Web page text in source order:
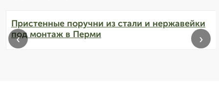
Пристенные поручни из стали и нержавейки
под монтаж в Перми
‹ ›